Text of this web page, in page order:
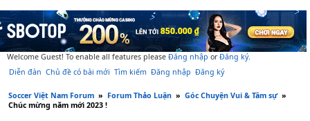
Welcome Guest! To enable all features please Đăng nhập orĐăng ký.
Diễn đàn Chủ đề có bài mới Tìm kiếm Đăng nhập Đăng ký
Soccer Việt Nam Forum » Forum Thảo Luận » Góc Chuyện Vui & Tâm sự »
Chúc mừng năm mới 2023 !